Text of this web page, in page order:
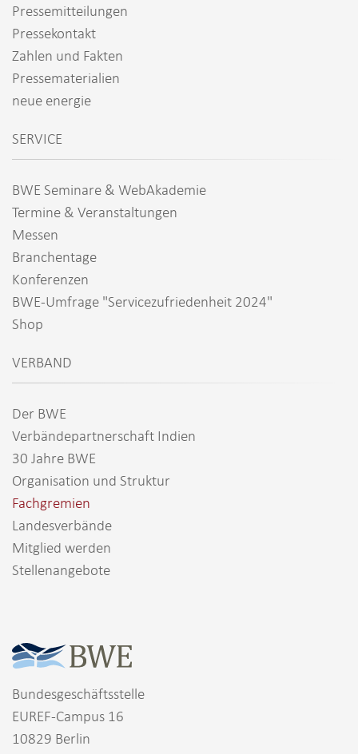
Pressemitteilungen
Pressekontakt
Zahlen und Fakten
Pressematerialien
neue energie
SERVICE
BWE Seminare & WebAkademie
Termine & Veranstaltungen
Messen
Branchentage
Konferenzen
BWE-Umfrage "Servicezufriedenheit 2024"
Shop
VERBAND
Der BWE
Verbändepartnerschaft Indien
30 Jahre BWE
Organisation und Struktur
Fachgremien
Landesverbände
Mitglied werden
Stellenangebote
Bundesgeschäftsstelle
EUREF-Campus 16
10829 Berlin